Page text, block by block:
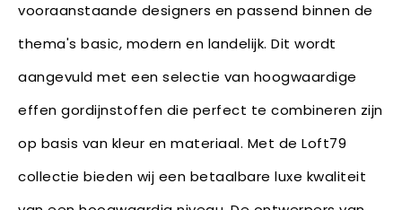
vooraanstaande designers en passend binnen de
thema's basic, modern en landelijk. Dit wordt
aangevuld met een selectie van hoogwaardige
effen gordijnstoffen die perfect te combineren zijn
op basis van kleur en materiaal. Met de Loft79
collectie bieden wij een betaalbare luxe kwaliteit